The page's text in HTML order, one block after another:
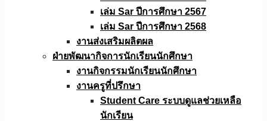
เล่ม Sar ปีการศึกษา 2567
เล่ม Sar ปีการศึกษา 2568
งานส่งเสริมผลิตผล
ฝ่ายพัฒนากิจการนักเรียนนักศึกษา
งานกิจกรรมนักเรียนนักศึกษา
งานครูที่ปรึกษา
Student Care ระบบดูแลช่วยเหลือ
นักเรียน